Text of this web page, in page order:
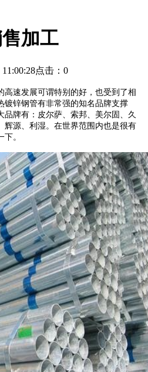
加工
点击： 0
速发展可谓特别的好，也受到了相
镀锌钢管有非常强的知名品牌支撑
品牌有：皮尔萨、索邦、美尔固、久
辉源、利湿。在世界范围内也是很有
。